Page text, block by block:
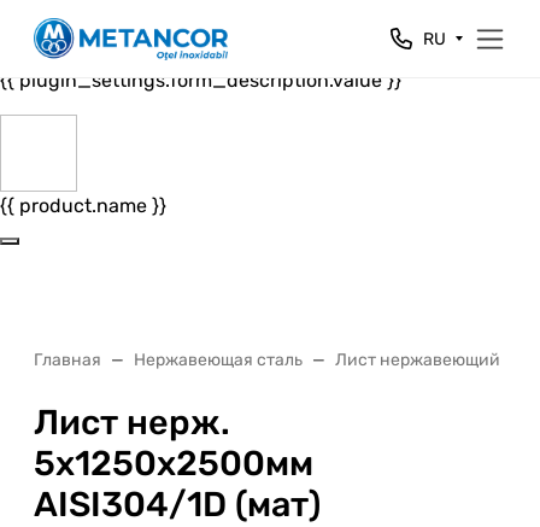
Close
{{ plugin_settings.form_header.value }}
{{ plugin_settings.form_description.value }}
{{ product.name }}
RU
Главная Нержавеющая сталь Лист нержавеющий
Лист нерж.
5х1250х2500мм
AISI304/1D (мат)